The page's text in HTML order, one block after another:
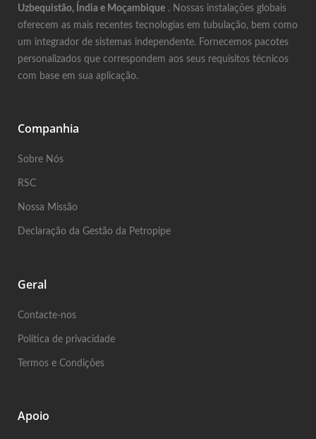
Uzbequistão, Índia e Moçambique . Nossas instalações globais
oferecem as mais recentes tecnologias em tubulação, bem como
um integrador de sistemas independente. Fornecemos pacotes
personalizados que correspondem aos seus requisitos técnicos
com base em sua aplicação.
Companhia
Sobre Nós
RSC
Nossa Missão
Declaração da Gestão da Petropipe
Geral
Contacte-nos
Política de privacidade
Termos e Condições
Apoio